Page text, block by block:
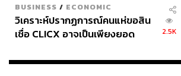
BUSINESS / ECONOMIC
วิเคราะห์ปรากฏการณ์คนแห่ขอสิน
เชื่อ CLICX อาจเป็นเพียงยอด
เรือนไทยที่ถูกซุกไว้
2.5K